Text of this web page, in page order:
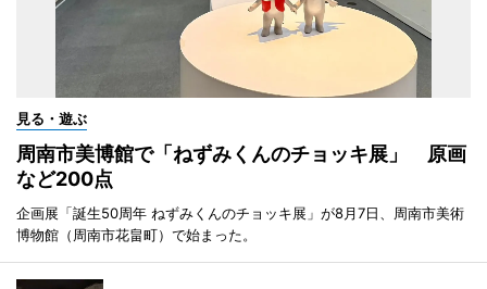
見る・遊ぶ
周南市美博館で「ねずみくんのチョッキ展」 原画
など200点
企画展「誕生50周年 ねずみくんのチョッキ展」が8月7日、周南市美術
博物館（周南市花畠町）で始まった。